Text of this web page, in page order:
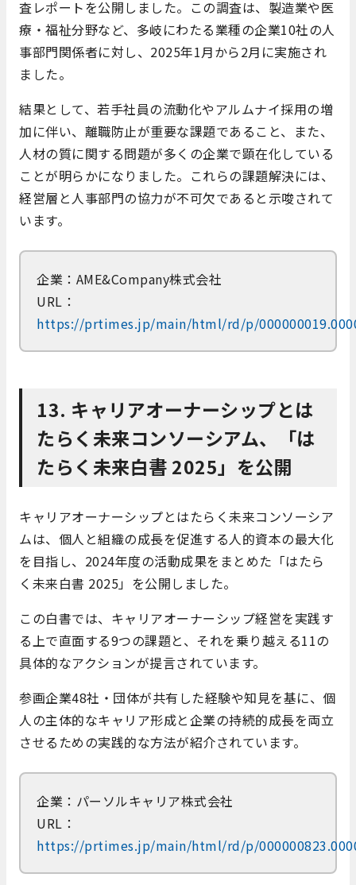
査レポートを公開しました。​この調査は、製造業や医
療・福祉分野など、多岐にわたる業種の企業10社の人
事部門関係者に対し、2025年1月から2月に実施され
ました。​
結果として、若手社員の流動化やアルムナイ採用の増
加に伴い、離職防止が重要な課題であること、また、
人材の質に関する問題が多くの企業で顕在化している
ことが明らかになりました。​これらの課題解決には、
経営層と人事部門の協力が不可欠であると示唆されて
います。
企業：AME&Company株式会社
URL：
https://prtimes.jp/main/html/rd/p/
13. キャリアオーナーシップとは
たらく未来コンソーシアム、「は
たらく未来白書 2025」を公開
キャリアオーナーシップとはたらく未来コンソーシア
ムは、個人と組織の成長を促進する人的資本の最大化
を目指し、2024年度の活動成果をまとめた「はたら
く未来白書 2025」を公開しました。
この白書では、キャリアオーナーシップ経営を実践す
る上で直面する9つの課題と、それを乗り越える11の
具体的なアクションが提言されています。
​参画企業48社・団体が共有した経験や知見を基に、個
人の主体的なキャリア形成と企業の持続的成長を両立
させるための実践的な方法が紹介されています。​
企業：パーソルキャリア株式会社
URL：
https://prtimes.jp/main/html/rd/p/